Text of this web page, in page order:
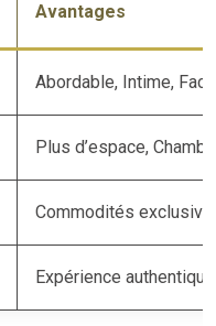
Avantages
Abordable, Intime,
Plus d’espace,
Commodités
Expérience